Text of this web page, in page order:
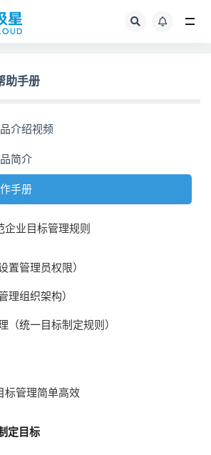
助手册
介绍视频
简介
手册
企业目标管理规则
置管理员权限）
理组织架构）
（统一目标制定规则）
标管理简单高效
定目标